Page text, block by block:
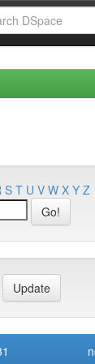
S T U V W X Y Z